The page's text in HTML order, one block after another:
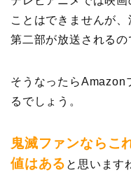
ことはできませんが
第二部が放送されるの
そうなったらAmazon
るでしょう。
鬼滅ファンならこ
値はある と思います